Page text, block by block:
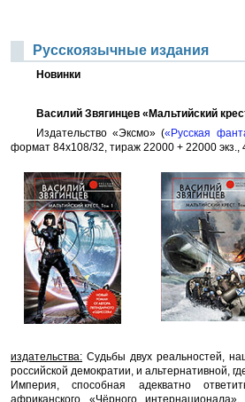
Русскоязычные издания
Новинки
Василий Звягинцев «Мальтийский
Издательство «Эксмо» («Русская
формат 84x108/32, тираж 22000 + 22000 экз.,
издательства: Судьбы двух реальностей,
российской демократии, и альтернативной,
Империя, способная адекватно
африканского «Чёрного